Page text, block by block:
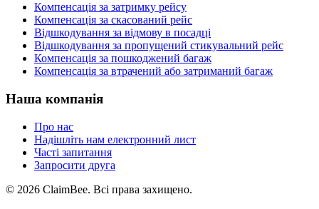
Компенсація за затримку рейсу
Компенсація за скасований рейс
Відшкодування за відмову в посадці
Відшкодування за пропущений стикувальний рейс
Компенсація за пошкоджений багаж
Компенсація за втрачений або затриманий багаж
Наша компанія
Про нас
Надішліть нам електронний лист
Часті запитання
Запросити друга
© 2026 ClaimBee. Всі права захищено.